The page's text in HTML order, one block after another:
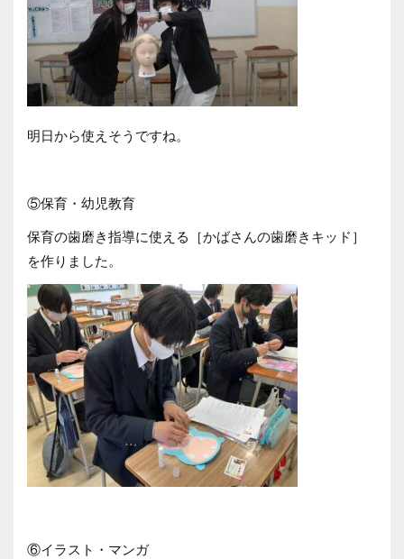
明日から使えそうですね。
⑤保育・幼児教育
保育の歯磨き指導に使える［かばさんの歯磨きキッド］
を作りました。
⑥イラスト・マンガ